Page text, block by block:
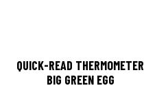
QUICK-READ THERMOMETER
BIG GREEN EGG